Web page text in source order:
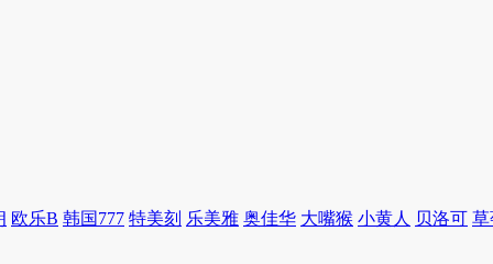
欧乐B 韩国777 特美刻 乐美雅 奥佳华 大嘴猴 小黄人 贝洛可 草